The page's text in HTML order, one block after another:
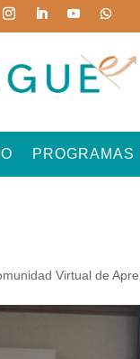
Virtual de